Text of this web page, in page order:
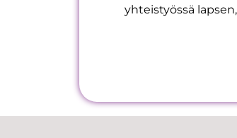
yhteistyössä